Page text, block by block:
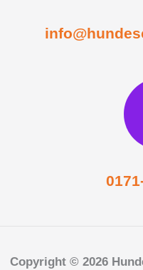
Copyright © 2026